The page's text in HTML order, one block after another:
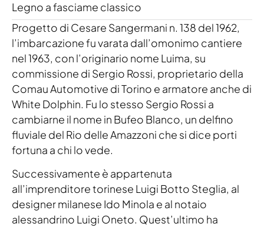
Legno a fasciame classico
Progetto di Cesare Sangermani n. 138 del 1962,
l’imbarcazione fu varata dall’omonimo cantiere
nel 1963, con l’originario nome Luima, su
commissione di Sergio Rossi, proprietario della
Comau Automotive di Torino e armatore anche di
White Dolphin. Fu lo stesso Sergio Rossi a
cambiarne il nome in Bufeo Blanco, un delfino
fluviale del Rio delle Amazzoni che si dice porti
fortuna a chi lo vede.
Successivamente è appartenuta
all’imprenditore torinese Luigi Botto Steglia, al
designer milanese Ido Minola e al notaio
alessandrino Luigi Oneto. Quest’ultimo ha